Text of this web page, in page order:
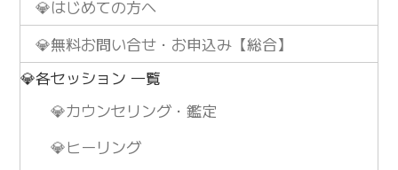
💎はじめての方へ
💎無料お問い合せ・お申込み【総合】
💎各セッション 一覧
💎カウンセリング・鑑定
💎ヒーリング